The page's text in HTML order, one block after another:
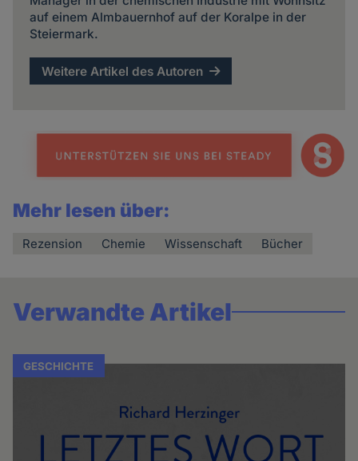
auf einem Almbauernhof auf der Koralpe in der
Steiermark.
Weitere Artikel des Autoren
Mehr lesen über:
Rezension Chemie Wissenschaft Bücher
Verwandte Artikel
GESCHICHTE